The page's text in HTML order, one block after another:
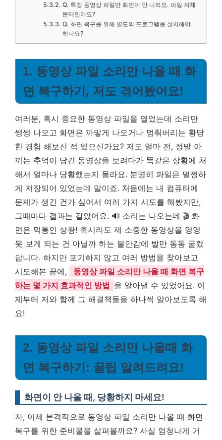
Q. 특정 동영상 파일만 화면이 안 나와요. 파일 자체
문제인가요?
Q. 화면 복구를 위해 별도의 프로그램을 설치해야
하나요?
1. 동영상 파일 소리만 나올 때 화
면 복구하기, 저도 겪어봤어요!
여러분, 혹시 중요한 동영상 파일을 열었는데 소리만
쌩쌩 나오고 화면은 까맣게 나오거나 멈춰버리는 황당
한 경험 해보신 적 있으신가요? 저도 얼마 전, 정말 아
끼는 추억이 담긴 동영상을 보려다가 똑같은 상황에 처
해서 얼마나 당황했는지 몰라요. 분명히 파일은 멀쩡하
게 저장되어 있었는데 말이죠. 처음에는 내 컴퓨터에
문제가 생긴 건가 싶어서 여러 가지 시도를 해봤지만,
그때마다 결과는 같았어요. 🔊 소리는 나오는데 🎬 화
면은 먹통인 상황! 혹시라도 제 소중한 동영상을 영영
못 보게 되는 건 아닐까 하는 불안감에 발만 동동 굴렀
답니다. 하지만 포기하지 않고 여러 방법을 찾아보고
시도해본 끝에,
동영상 파일 소리만 나올 때 화면 복구
하는 몇 가지 효과적인 방법 을 알아낼 수 있었어요. 이
제부터 저와 함께 그 해결책들을 하나씩 알아보도록 해
요!
2. 동영상 파일 소리만 나올때 화
면 복구하기: 꿀팁 알려드려요!
화면이 안 나올 때, 당황하지 마세요!
자, 이제 본격적으로 동영상 파일 소리만 나올 때 화면
복구를 위한 준비물을 살펴볼까요? 사실 엄청나게 거